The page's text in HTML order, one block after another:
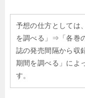
予想の仕方としては
を調べる」⇒「各巻
誌の発売間隔から収
期間を調べる」によ
す。